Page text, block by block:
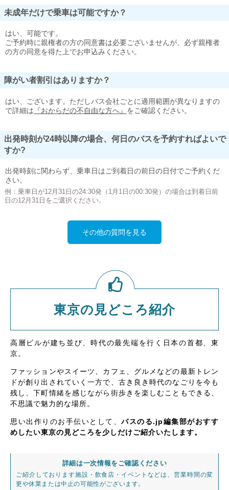
未成年だけで乗車は可能ですか？
はい、可能です。
ご予約時に親権者の方の同意書は必要ございませんが、必ず親権者
の方の同意を得た上でお申込みください。
障がい者割引はありますか？
はい、ございます。ただしバス会社ごとに適用範囲が異なりますの
で詳細は 『おからだの不自由な方へ』 をご確認ください。
出発時刻が24時以降の場合、何日のバスを予約すればよいで
すか?
出発時刻に関わらず、乗車日はご到着日の前日の日付でご予約くだ
さい。
例：乗車日が12月31日の24:30発（1月1日の00:30発）の場合は到着日前
日の12月31日をご選択ください。
その他の質問を見る
東京の見どころ紹介
高層ビルが建ち並び、時代の最先端を行く日本の首都、東
京。
ファッションやスイーツ、カフェ、グルメなどの最新トレン
ドが創り出されていく一方で、古き良き時代のなごりを今も
残し、下町情緒を感じながら街歩きを楽しむこともできる、
不思議で魅力的な場所。
思い出作りのお手伝いとして、バスのる.jp編集部がおすす
めしたい東京の見どころを少しだけご紹介いたします。
詳細は一次情報をご確認ください
ご紹介しております施設・飲食店・イベントなどは、営業時間の変
更や休業または中止の可能性がございます。